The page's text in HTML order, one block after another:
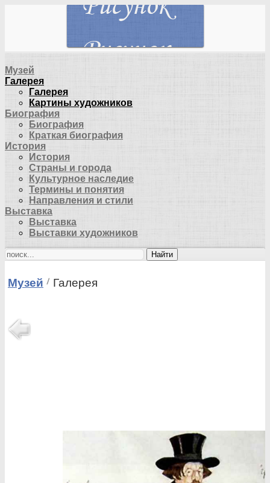
Музей
Галерея
Галерея
Картины художников
Биография
Биография
Краткая биография
История
История
Страны и города
Культурное наследие
Термины и понятия
Направления и стили
Выставка
Выставка
Выставки художников
Найти
Музей Галерея